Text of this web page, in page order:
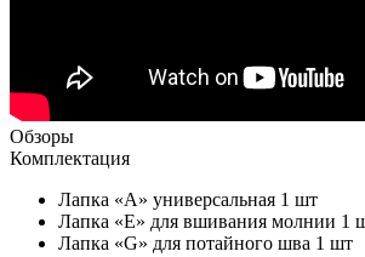
Обзоры
Комплектация
Лапка «А» универсальная 1 шт
Лапка «Е» для вшивания молнии 1
Лапка «G» для потайного шва 1 шт